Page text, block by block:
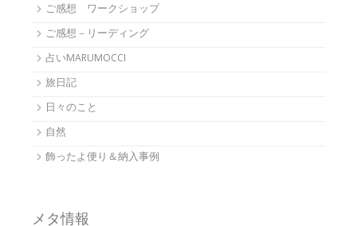
ご感想 ワークショップ
ご感想－リーディング
占いMARUMOCCI
旅日記
日々のこと
自然
飾ったよ便り＆納入事例
メタ情報